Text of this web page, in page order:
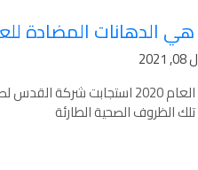
الدهانات المضادة
في العام 2020 استجابت
الظروف الصحية الطارئة